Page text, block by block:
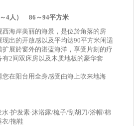
4人） 86～94平方米
西海岸美丽的海景，是位於角落的房
现出的开放感以及平均达90平方米闲适
扩展於窗外的湛蓝海洋，享受片刻的疗
2间双床房以及木质地板的豪华套
您在阳台用全身感受由海上吹来地海
·护发素·沐浴露/梳子/刮胡刀/浴帽/棉
衣/拖鞋